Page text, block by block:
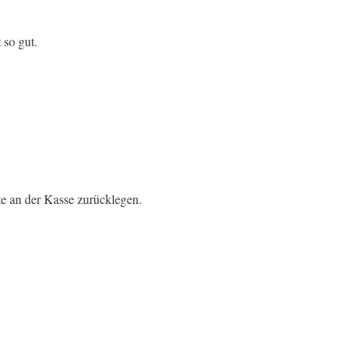
gut.
an der Kasse zurücklegen.